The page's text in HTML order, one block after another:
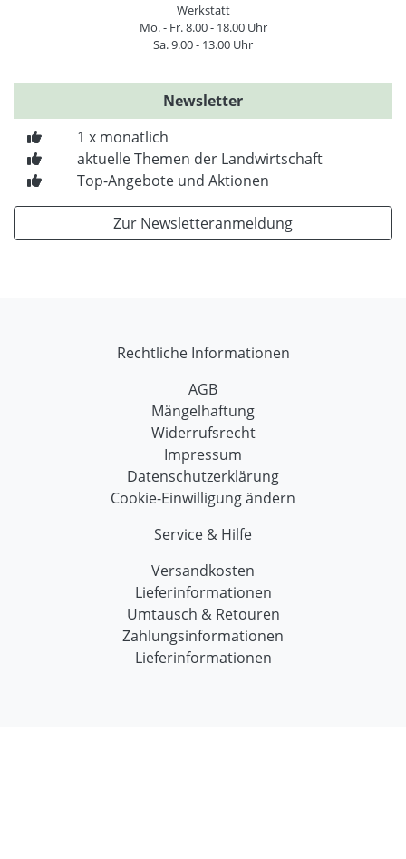
Werkstatt
Mo. - Fr. 8.00 - 18.00 Uhr
Sa. 9.00 - 13.00 Uhr
Newsletter
1 x monatlich
aktuelle Themen der Landwirtschaft
Top-Angebote und Aktionen
Zur Newsletteranmeldung
Rechtliche Informationen
AGB
Mängelhaftung
Widerrufsrecht
Impressum
Datenschutzerklärung
Cookie-Einwilligung ändern
Service & Hilfe
Versandkosten
Lieferinformationen
Umtausch & Retouren
Zahlungsinformationen
Lieferinformationen